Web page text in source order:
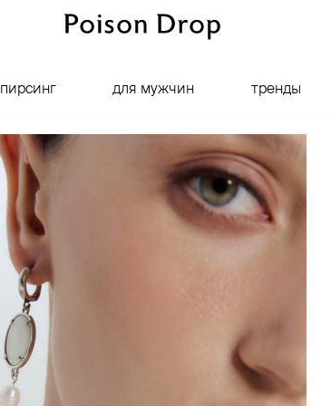
пирсинг для мужчин тренды